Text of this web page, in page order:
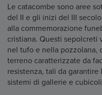
Le catacombe sono aree
del II e gli inizi del III
alla commemorazione
cristiana. Questi sepolcreti
nel tufo e nella pozzolana,
terreno caratterizzate da
resistenza, tali da
sistemi di gallerie e